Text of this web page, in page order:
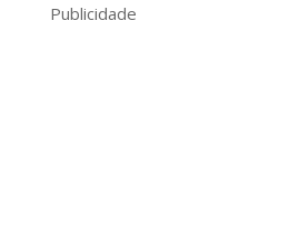
Publicidade